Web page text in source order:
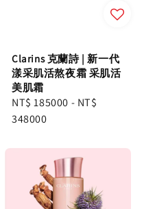
Clarins 克蘭詩 | 新一代
漾采肌活熬夜霜 采肌活
美肌霜
Regular
price
NT$ 185000 - NT$
348000